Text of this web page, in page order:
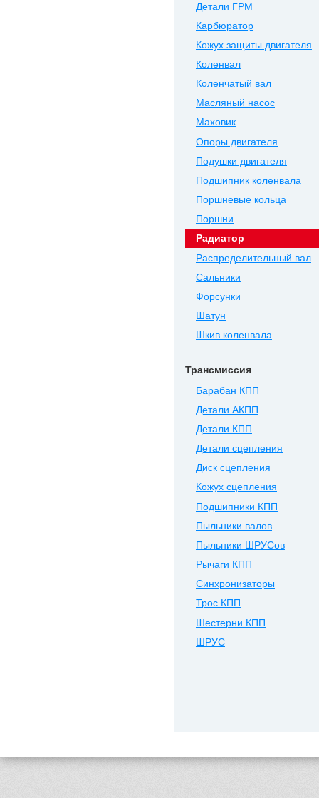
Детали ГРМ
Карбюратор
Кожух защиты двигателя
Коленвал
Коленчатый вал
Масляный насос
Маховик
Опоры двигателя
Подушки двигателя
Подшипник коленвала
Поршневые кольца
Поршни
Радиатор
Распределительный вал
Сальники
Форсунки
Шатун
Шкив коленвала
Трансмиссия
Барабан КПП
Детали АКПП
Детали КПП
Детали сцепления
Диск сцепления
Кожух сцепления
Подшипники КПП
Пыльники валов
Пыльники ШРУСов
Рычаги КПП
Синхронизаторы
Трос КПП
Шестерни КПП
ШРУС